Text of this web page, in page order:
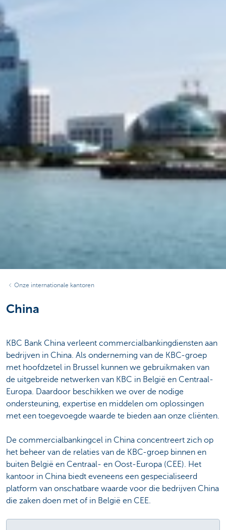
Onze internationale kantoren
China
KBC Bank China verleent commercialbankingdiensten aan
bedrijven in China. Als onderneming van de KBC-groep
met hoofdzetel in Brussel kunnen we gebruikmaken van
de uitgebreide netwerken van KBC in België en Centraal-
Europa. Daardoor beschikken we over de nodige
ondersteuning, expertise en middelen om oplossingen
met een toegevoegde waarde te bieden aan onze cliënten.
De commercialbankingcel in China concentreert zich op
het beheer van de relaties van de KBC-groep binnen en
buiten België en Centraal- en Oost-Europa (CEE). Het
kantoor in China biedt eveneens een gespecialiseerd
platform van onschatbare waarde voor die bedrijven China
die zaken doen met of in België en CEE.